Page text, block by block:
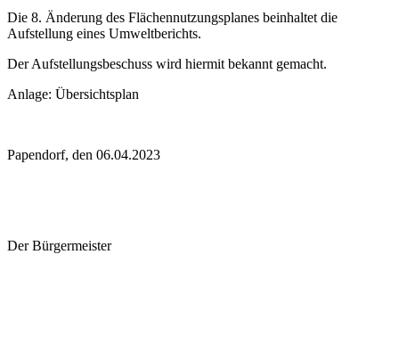
Die 8. Änderung des Flächennutzungsplanes beinhaltet die
Aufstellung eines Umweltberichts.
Der Aufstellungsbeschuss wird hiermit bekannt gemacht.
Anlage: Übersichtsplan
Papendorf, den 06.04.2023
Der Bürgermeister